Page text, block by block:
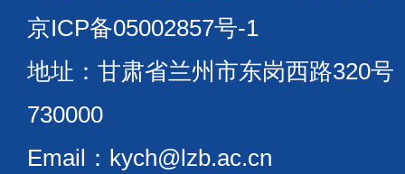
京ICP备05002857号-1
地址：甘肃省兰州市东岗西路
730000
Email：kych@lzb.ac.cn